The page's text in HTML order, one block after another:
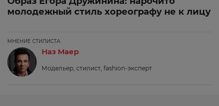
молодежный стиль хореографу не к лицу
МНЕНИЕ СТИЛИСТА
Наз Маер
Модельер, стилист, fashion-эксперт